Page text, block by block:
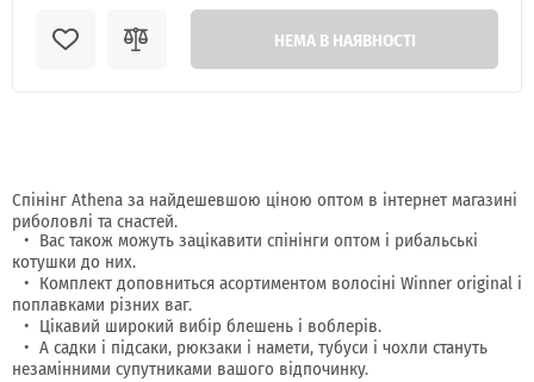
НЕМА В НАЯВНОСТІ
Спінінг Athena за найдешевшою ціною оптом в інтернет магазині
риболовлі та снастей.
Вас також можуть зацікавити спінінги оптом і рибальські
котушки до них.
Комплект доповниться асортиментом волосіні Winner original і
поплавками різних ваг.
Цікавий широкий вибір блешень і воблерів.
А садки і підсаки, рюкзаки і намети, тубуси і чохли стануть
незамінними супутниками вашого відпочинку.